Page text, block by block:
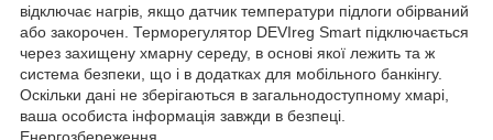
відключає нагрів, якщо датчик температури підлоги обірваний
або закорочен. Терморегулятор DEVIreg Smart підключається
через захищену хмарну середу, в основі якої лежить та ж
система безпеки, що і в додатках для мобільного банкінгу.
Оскільки дані не зберігаються в загальнодоступному хмарі,
ваша особиста інформація завжди в безпеці.
Енергозбереження